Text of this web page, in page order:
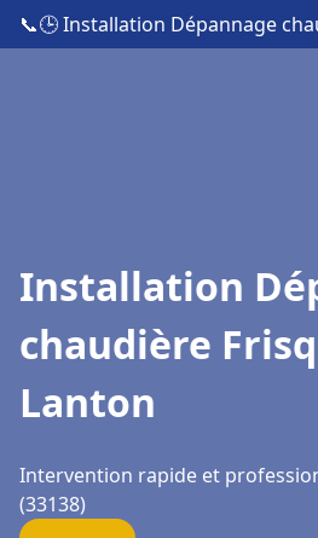
📞🕒 Installation Dépannage
Installation
chaudière
Lanton
Intervention rapide et
(33138)